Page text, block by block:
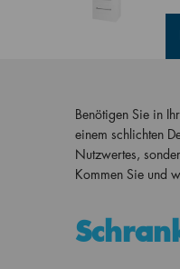
Benötigen Sie in
einem schlichten
Nutzwertes,
Kommen Sie und